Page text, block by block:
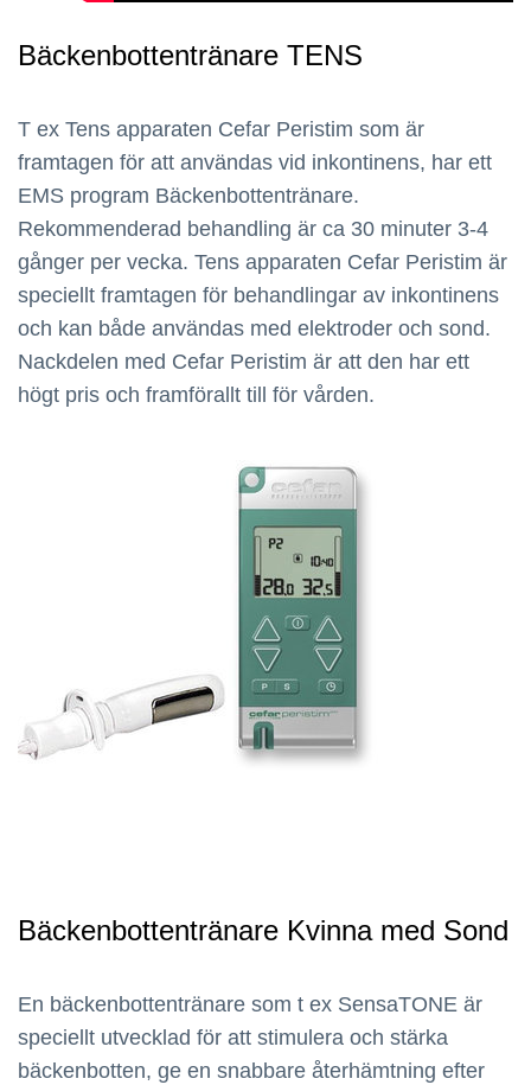
Bäckenbottentränare TENS
T ex Tens apparaten Cefar Peristim som är
framtagen för att användas vid inkontinens, har ett
EMS program Bäckenbottentränare.
Rekommenderad behandling är ca 30 minuter 3-4
gånger per vecka. Tens apparaten Cefar Peristim är
speciellt framtagen för behandlingar av inkontinens
och kan både användas med elektroder och sond.
Nackdelen med Cefar Peristim är att den har ett
högt pris och framförallt till för vården.
Bäckenbottentränare Kvinna med Sond
En bäckenbottentränare som t ex SensaTONE är
speciellt utvecklad för att stimulera och stärka
bäckenbotten, ge en snabbare återhämtning efter